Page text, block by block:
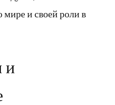
мире и своей роли в
и